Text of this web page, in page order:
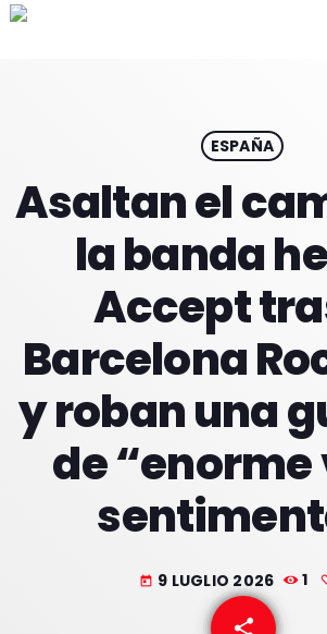
play_arrow
HOME
PROGRAMACION
NUESTRAS FRECUENCIAS
ESPAÑA
Asaltan el
la banda
Accept
Barcelona
y roban una
de
today 9 LUGLIO 2026 1
share
email